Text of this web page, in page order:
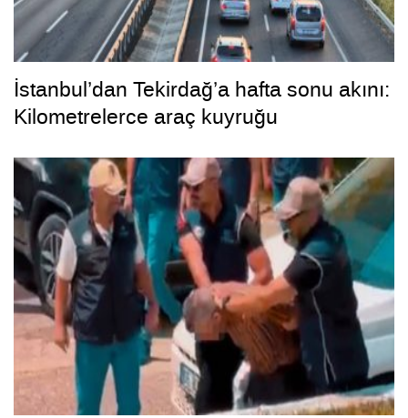
İstanbul’dan Tekirdağ’a hafta sonu akını:
Kilometrelerce araç kuyruğu